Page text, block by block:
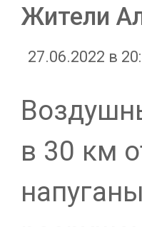
Жители
27.06.2022 в
в 30 км